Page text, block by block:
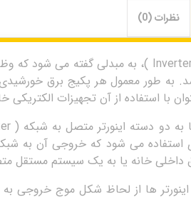
نظرات (0)
به طور معمول هر پکیج برق
با استفاده از آن تجهیزات
استفاده می شود که خروجی آن به
داخلی خانه یا به یک سیستم مستقل